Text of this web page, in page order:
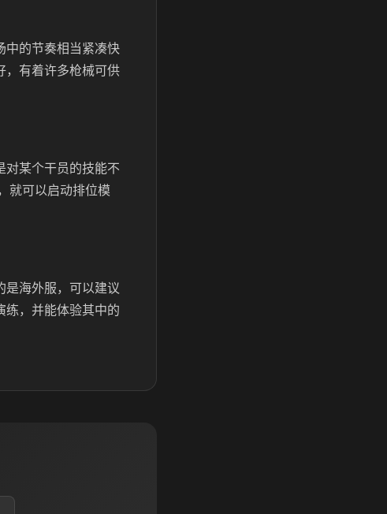
中的节奏相当紧凑快
，有着许多枪械可供
对某个干员的技能不
就可以启动排位模
是海外服，可以建议
练，并能体验其中的